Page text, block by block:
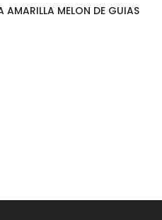
MELON DE GUIAS